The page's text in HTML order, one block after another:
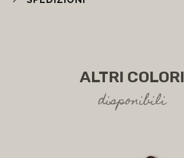
ALTRI COLORI
disponibili